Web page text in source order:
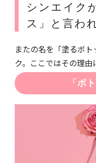
シンエイク
ス」と言わ
またの名を「塗るボ
ク。ここではその理由
「ボ